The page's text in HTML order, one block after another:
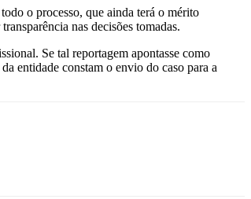
o processo, que ainda terá o mérito
nas decisões tomadas.
Se tal reportagem apontasse como
entidade constam o envio do caso para a